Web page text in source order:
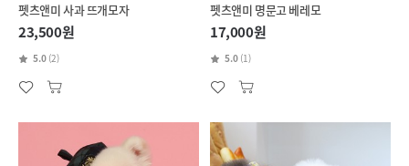
펫츠앤미 사과 뜨개모자
23,500원
5.0 (2)
펫츠앤미 명문고 베레모
17,000원
5.0 (1)